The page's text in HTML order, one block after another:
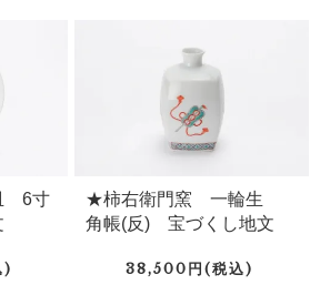
6寸
)
★柿右衛門窯 一輪生
角帳(反) 宝づくし地文
38,500円(税込)